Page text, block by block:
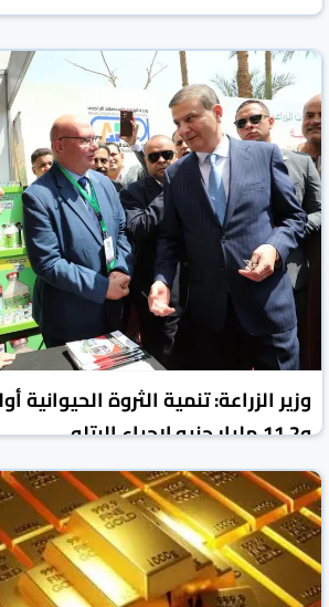
وزير الزراعة: تنمية الثروة
و11.2 مليار جنيه لإحياء البتلو
جريدة الشروق المصرية مصر 20 تموز/يوليو 2026